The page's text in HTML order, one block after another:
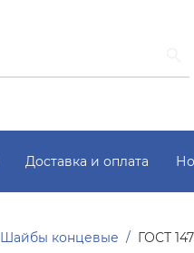
Доставка и оплата
Шайбы концевые ГОСТ